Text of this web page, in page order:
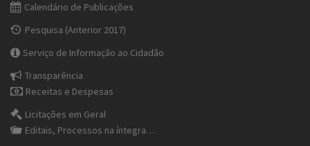
Calendário de Publicações
Pesquisa (Anterior 2017)
Serviço de Informação ao Cidadão
Transparência
Receitas e Despesas
Licitações em Geral
Editais, Processos na íntegra…